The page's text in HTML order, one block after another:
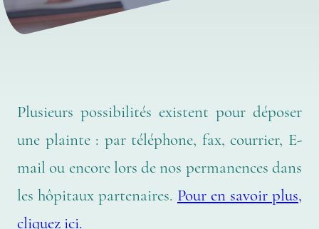
Plusieurs possibilités existent pour déposer
une plainte : par téléphone, fax, courrier, E-
mail ou encore lors de nos permanences dans
les hôpitaux partenaires. Pour en savoir plus,
cliquez ici.